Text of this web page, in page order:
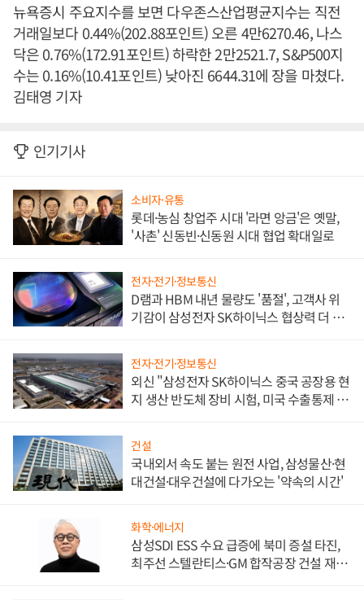
뉴욕증시 주요지수를 보면 다우존스산업평균지수는 직전
거래일보다 0.44%(202.88포인트) 오른 4만6270.46, 나스
닥은 0.76%(172.91포인트) 하락한 2만2521.7, S&P500지
수는 0.16%(10.41포인트) 낮아진 6644.31에 장을 마쳤다.
김태영 기자
인기기사
소비자·유통
롯데·농심 창업주 시대 '라면 앙금'은 옛말,
'사촌' 신동빈·신동원 시대 협업 확대일로
전자·전기·정보통신
D램과 HBM 내년 물량도 '품절', 고객사 위
기감이 삼성전자 SK하이닉스 협상력 더 키
전자·전기·정보통신
외신 "삼성전자 SK하이닉스 중국 공장용 현
지 생산 반도체 장비 시험, 미국 수출통제 대
건설
국내외서 속도 붙는 원전 사업, 삼성물산·현
대건설·대우건설에 다가오는 '약속의 시간'
화학·에너지
삼성SDI ESS 수요 급증에 북미 증설 타진,
최주선 스텔란티스·GM 합작공장 건설 재추